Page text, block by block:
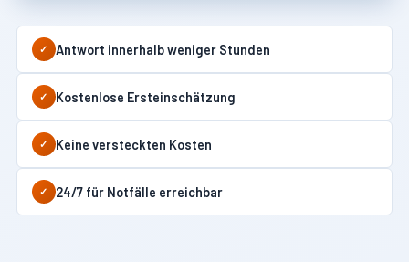
✓ Antwort innerhalb weniger Stunden
✓ Kostenlose Ersteinschätzung
✓ Keine versteckten Kosten
✓ 24/7 für Notfälle erreichbar